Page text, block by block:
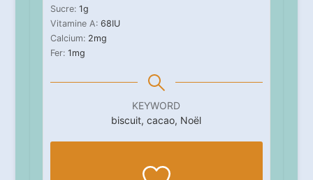
Sucre: 1g
Vitamine A: 68IU
Calcium: 2mg
Fer: 1mg
KEYWORD
biscuit, cacao, Noël